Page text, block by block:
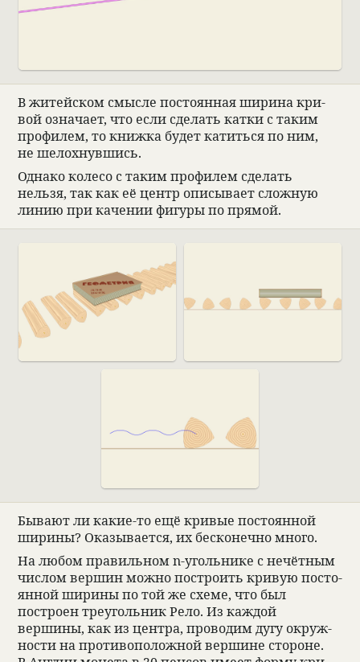
В житейском смысле посто­ян­ная ширина кри­
вой озна­чает, что если сде­лать катки с таким
профи­лем, то книжка будет катиться по ним,
не шелох­нувшись.
Однако колесо с таким профи­лем сде­лать
нельзя, так как её центр опи­сы­вает слож­ную
линию при каче­нии фигуры по прямой.
Бывают ли какие-то ещё кри­вые посто­ян­ной
ширины? Ока­зы­ва­ется, их бес­ко­нечно много.
На любом пра­виль­ном n-уголь­нике с нечёт­ным
чис­лом вершин можно постро­ить кри­вую посто­
ян­ной ширины по той же схеме, что был
построен тре­уголь­ник Рело. Из каж­дой
вершины, как из цен­тра, про­во­дим дугу окруж­
но­сти на про­ти­вопо­лож­ной вершине сто­роне.